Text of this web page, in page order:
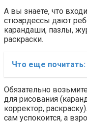
А вы знаете, что
стюардессы дают
карандаши, пазлы,
раскраски.
Что еще почитать:
Обязательно
для рисования
корректор,
сам успокоится, а